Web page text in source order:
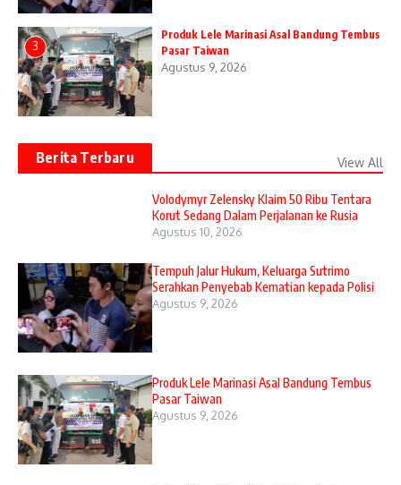
3
Produk Lele Marinasi Asal Bandung Tembus
Pasar Taiwan
Agustus 9, 2026
Berita Terbaru View All
Volodymyr Zelensky Klaim 50 Ribu Tentara
Korut Sedang Dalam Perjalanan ke Rusia
Agustus 10, 2026
Tempuh Jalur Hukum, Keluarga Sutrimo
Serahkan Penyebab Kematian kepada Polisi
Agustus 9, 2026
Produk Lele Marinasi Asal Bandung Tembus
Pasar Taiwan
Agustus 9, 2026